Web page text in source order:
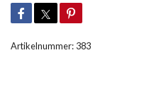
Artikelnummer: 383